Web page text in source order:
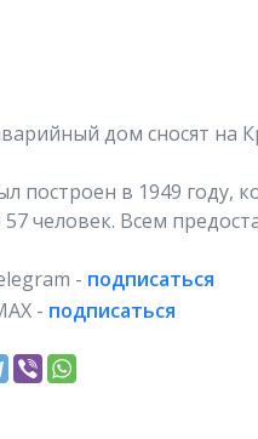
дом сносят на
построен в 1949 году,
человек. Всем
- подписаться
- подписаться